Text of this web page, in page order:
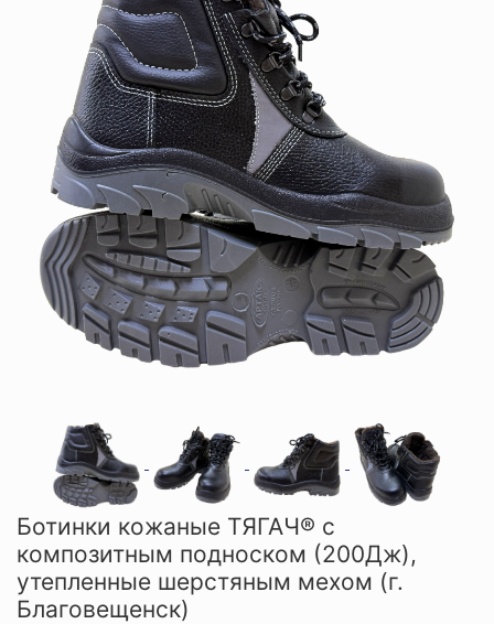
Ботинки кожаные ТЯГАЧ® с
композитным подноском (200Дж),
утепленные шерстяным мехом (г.
Благовещенск)